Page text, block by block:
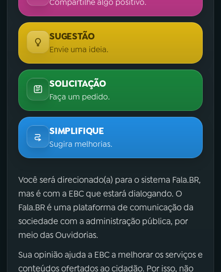
Compartilhe algo positivo.
SUGESTÃO
Envie uma ideia.
SOLICITAÇÃO
Faça um pedido.
SIMPLIFIQUE
Sugira melhorias.
Você será direcionado(a) para o sistema Fala.BR,
mas é com a EBC que estará dialogando. O
Fala.BR é uma plataforma de comunicação da
sociedade com a administração pública, por
meio das Ouvidorias.
Sua opinião ajuda a EBC a melhorar os serviços e
conteúdos ofertados ao cidadão. Por isso, não